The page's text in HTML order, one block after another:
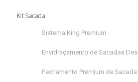
Kit Sacada
Sistema King Premium
Envidraçamento de Sacadas
Fechamento Premium de